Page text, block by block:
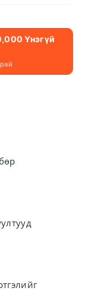
Үнэгүй